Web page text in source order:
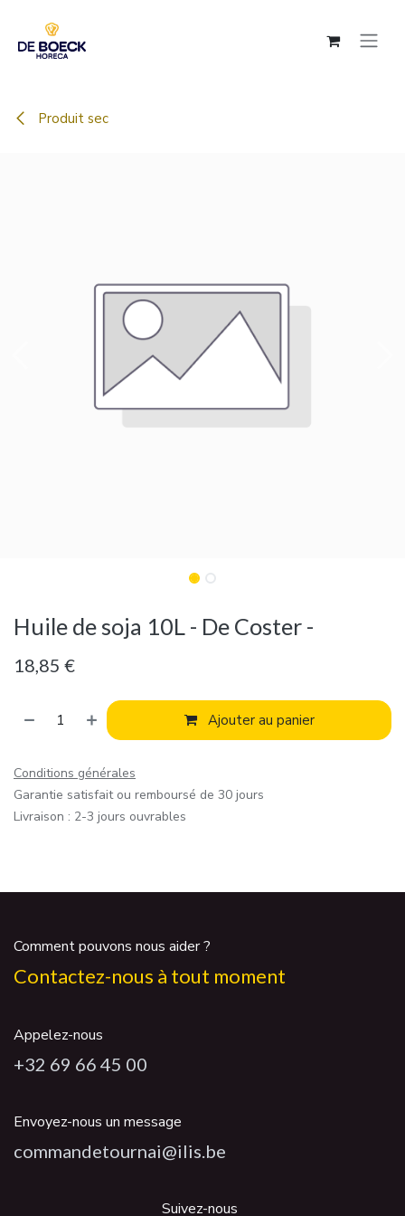
Produit sec
Huile de soja 10L - De Coster -
18,85 €
Ajouter au panier
Conditions générales
Garantie satisfait ou remboursé de 30 jours
Livraison : 2-3 jours ouvrables
Comment pouvons nous aider ?
Contactez-nous à tout moment
Appelez-nous
+32 69 66 45 00
Envoyez-nous un message
commandetournai@ilis.be
Suivez-nous